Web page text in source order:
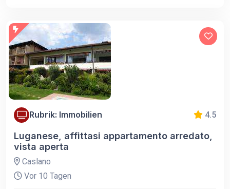
Rubrik: Immobilien 4.5
Luganese, affittasi appartamento arredato,
vista aperta
Caslano
Vor 10 Tagen